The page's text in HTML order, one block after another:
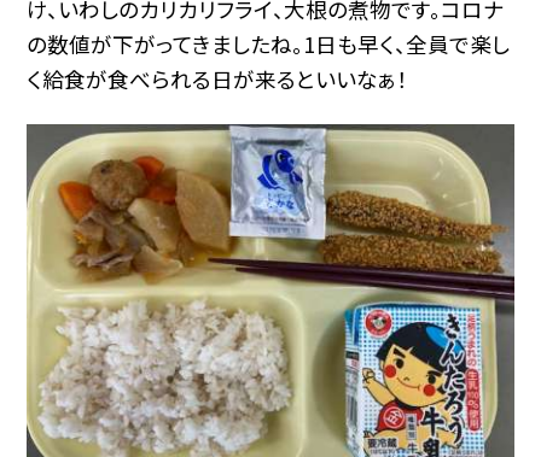
け、いわしのカリカリフライ、大根の煮物です。コロナ
の数値が下がってきましたね。1日も早く、全員で楽し
く給食が食べられる日が来るといいなぁ！